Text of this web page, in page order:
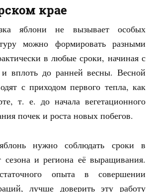
крае
яблони не вызывает особых
можно формировать разными
в любые сроки, начиная с
вплоть до ранней весны. Весной
с приходом первого тепла, как
т. е. до начала вегетационного
почек и роста новых побегов.
нужно соблюдать сроки в
сезона и региона её выращивания.
опыта в совершении
лучше доверить эту работу